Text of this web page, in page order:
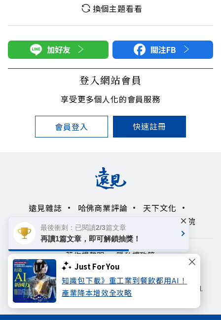
Just For You
知識包下載》重工業到餐飲都用AI！
產業降本增效全攻略
換個主題看看
加好友 關注FB
登入網站會員
享受更多個人化的會員服務
會員登入 快速註冊
遠見雜誌 哈佛商業評論
天下文化
未來親子學習平台
領導影響力學院
著作權聲明
隱私權政策
Copyright© 1999~2026
遠見天下文化出版股份有限公司. All rights reserved.
最後衝刺：已閱讀2/3篇文章
再讀1篇文章，即可解鎖抽獎！
×